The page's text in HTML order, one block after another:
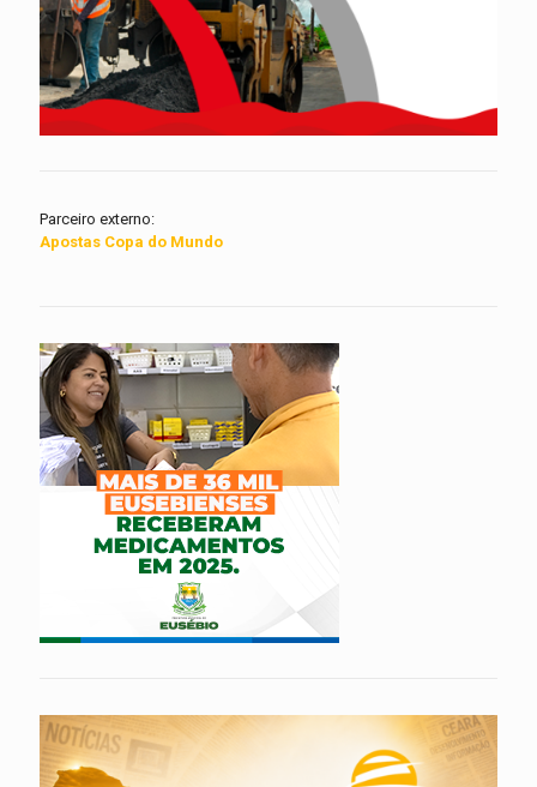
Parceiro externo:
Apostas Copa do Mundo